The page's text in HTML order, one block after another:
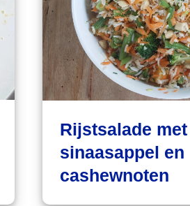
Rijstsalade
sinaasappel en
cashewnoten